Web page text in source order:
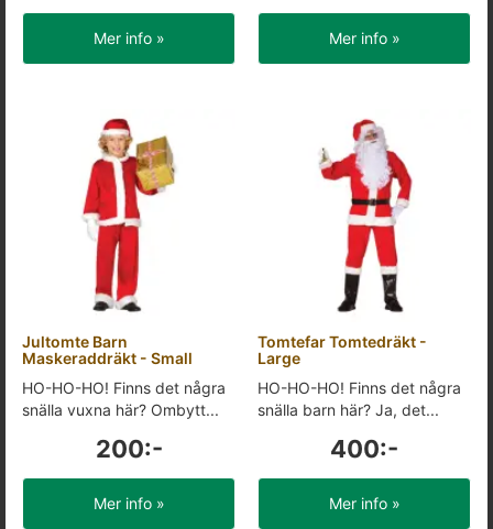
Mer info » Mer info »
Jultomte Barn
Maskeraddräkt - Small
HO-HO-HO! Finns det några
snälla vuxna här? Ombytt...
200:-
Mer info »
Tomtefar Tomtedräkt -
Large
HO-HO-HO! Finns det några
snälla barn här? Ja, det...
400:-
Mer info »